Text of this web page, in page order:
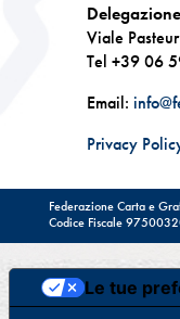
Delegazione
Viale
Tel +39 06
Email:
Privacy
Federazione Carta e
Codice Fiscale
Le tue